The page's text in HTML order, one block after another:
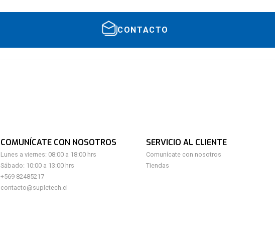
CONTACTO
COMUNÍCATE CON NOSOTROS
Lunes a viernes: 08:00 a 18:00 hrs
Sábado: 10:00 a 13:00 hrs
+569 82485217
contacto@supletech.cl
SERVICIO AL CLIENTE
Comunícate con nosotros
Tiendas